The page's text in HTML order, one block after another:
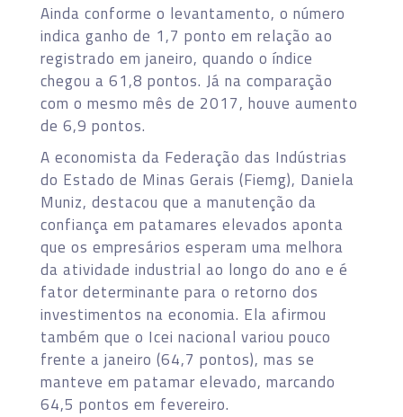
Ainda conforme o levantamento, o número
indica ganho de 1,7 ponto em relação ao
registrado em janeiro, quando o índice
chegou a 61,8 pontos. Já na comparação
com o mesmo mês de 2017, houve aumento
de 6,9 pontos.
A economista da Federação das Indústrias
do Estado de Minas Gerais (Fiemg), Daniela
Muniz, destacou que a manutenção da
confiança em patamares elevados aponta
que os empresários esperam uma melhora
da atividade industrial ao longo do ano e é
fator determinante para o retorno dos
investimentos na economia. Ela afirmou
também que o Icei nacional variou pouco
frente a janeiro (64,7 pontos), mas se
manteve em patamar elevado, marcando
64,5 pontos em fevereiro.